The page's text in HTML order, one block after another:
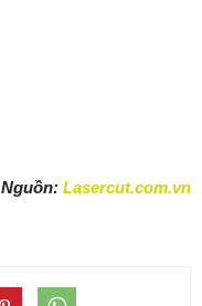
Nguồn: Lasercut.com.vn